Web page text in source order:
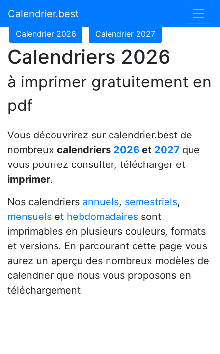
Calendrier.best
Calendrier 2024
Calendrier 2026 Calendrier 2027
Calendriers 2026
à imprimer gratuitement en
pdf
Vous découvrirez sur calendrier.best de
nombreux calendriers 2026 et 2027 que
vous pourrez consulter, télécharger et
imprimer.
Nos calendriers annuels, semestriels,
mensuels et hebdomadaires sont
imprimables en plusieurs couleurs, formats
et versions. En parcourant cette page vous
aurez un aperçu des nombreux modèles de
calendrier que nous vous proposons en
téléchargement.